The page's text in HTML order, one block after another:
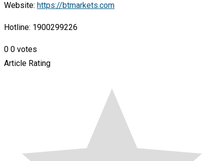
Website: https://btmarkets.com
Hotline: 1900299226
0 0 votes
Article Rating